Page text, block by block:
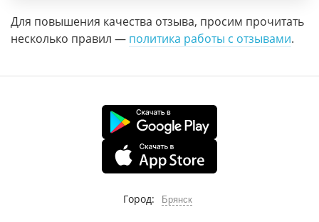
Для повышения качества отзыва, просим прочитать
несколько правил — политика работы с отзывами.
Город: Брянск